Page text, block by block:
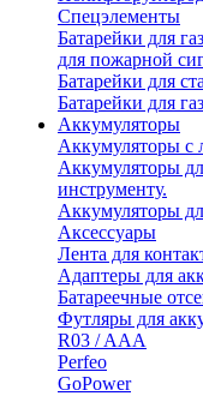
Спецэлементы
Батарейки для
для пожарной
Батарейки для
Батарейки для
Аккумуляторы
Аккумуляторы с
Аккумуляторы
инструменту.
Аккумуляторы
Аксессуары
Лента для
Адаптеры для
Батареечные
Футляры для
R03 / AAA
Perfeo
GoPower